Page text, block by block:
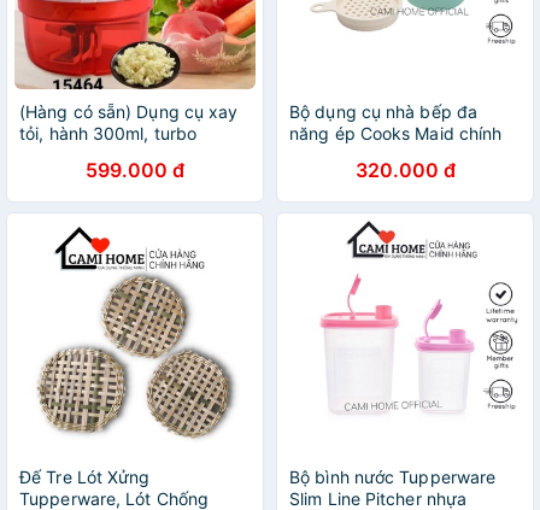
(Hàng có sẵn) Dụng cụ xay
tỏi, hành 300ml, turbo
599.000 đ
Bộ dụng cụ nhà bếp đa
năng ép Cooks Maid chính
cây tách trứng bảo hành
trọn đời
320.000 đ
Đế Tre Lót Xửng
Tupperware, Lót Chống
Bộ bình nước Tupperware
Slim Line Pitcher nhựa